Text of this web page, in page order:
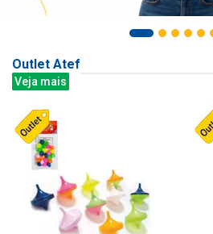
Outlet Atef
Veja mais